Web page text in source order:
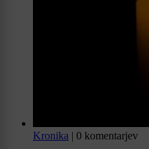
Kronika | 0 komentarjev